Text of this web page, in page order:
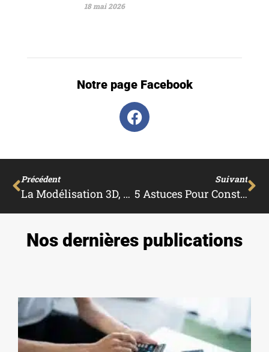
18 mai 2026
Notre page Facebook
Précédent
La Modélisation 3D, Outil Incontournable Des Architectes D’intérieur
Suivant
5 Astuces Pour Construire Sur Un Terrain Agricole
Nos dernières publications